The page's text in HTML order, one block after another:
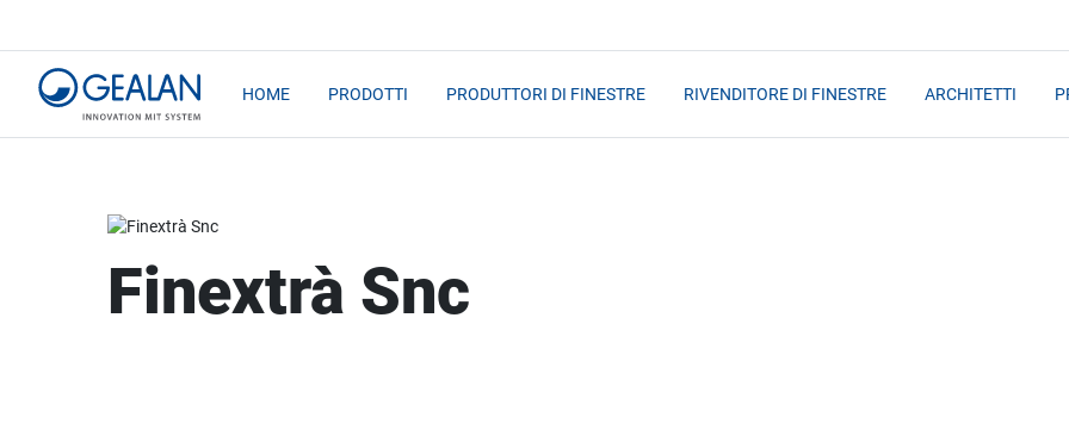
HOME PRODOTTI PRODUTTORI DI FINESTRE RIVENDITORE DI FINESTRE ARCHITETTI
Finextrà Snc